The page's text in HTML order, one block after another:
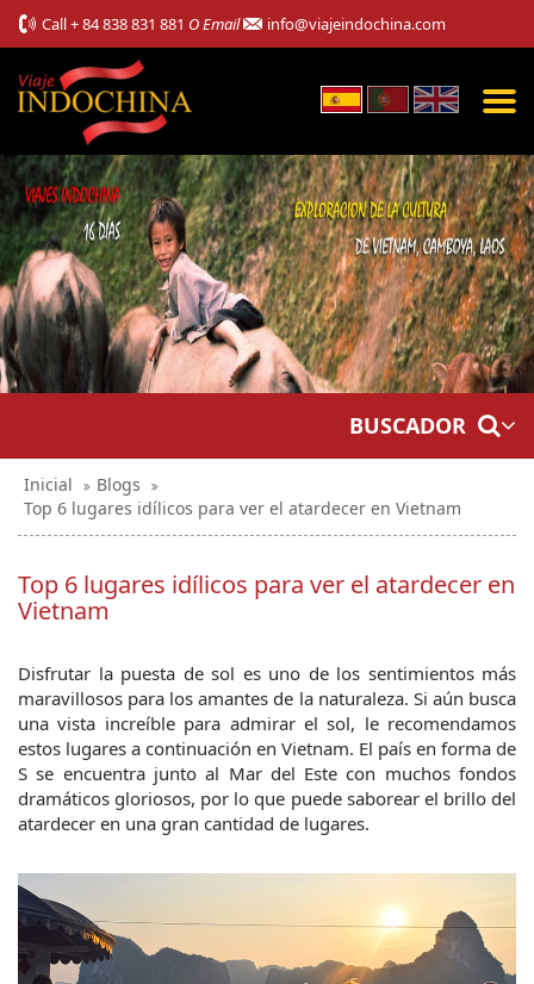
Call+ 84 838 831 881 O Email info@viajeindochina.com
BUSCADOR
Inicial
Blogs
Top 6 lugares idílicos para ver el atardecer en Vietnam
Top 6 lugares idílicos para ver el atardecer en
Vietnam
Disfrutar la puesta de sol es uno de los sentimientos más
maravillosos para los amantes de la naturaleza. Si aún busca
una vista increíble para admirar el sol, le recomendamos
estos lugares a continuación en Vietnam. El país en forma de
S se encuentra junto al Mar del Este con muchos fondos
dramáticos gloriosos, por lo que puede saborear el brillo del
atardecer en una gran cantidad de lugares.